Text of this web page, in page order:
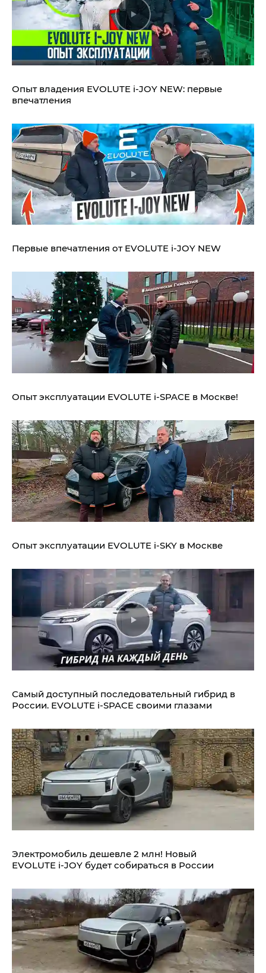
Опыт владения EVOLUTE i‑JOY NEW: первые
впечатления
Первые впечатления от EVOLUTE i‑JOY NEW
Опыт эксплуатации EVOLUTE i‑SPACE в Москве!
Опыт эксплуатации EVOLUTE i‑SKY в Москве
Самый доступный последовательный гибрид в
России. EVOLUTE i‑SPACE своими глазами
Электромобиль дешевле 2 млн! Новый
EVOLUTE i‑JOY будет собираться в России